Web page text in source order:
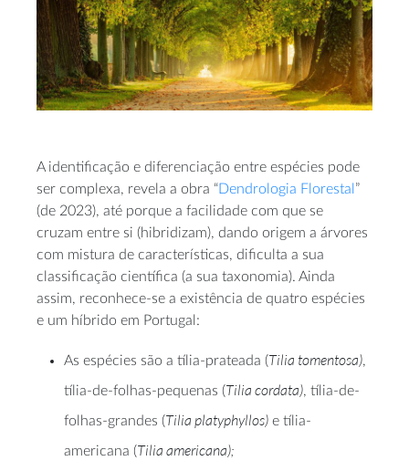
A identificação e diferenciação entre espécies pode
ser complexa, revela a obra “Dendrologia Florestal ”
(de 2023), até porque a facilidade com que se
cruzam entre si (hibridizam), dando origem a árvores
com mistura de características, dificulta a sua
classificação científica (a sua taxonomia). Ainda
assim, reconhece-se a existência de quatro espécies
e um híbrido em Portugal:
As espécies são a tília-prateada (Tilia tomentosa),
tília-de-folhas-pequenas (Tilia cordata), tília-de-
folhas-grandes (Tilia platyphyllos) e tília-
americana (Tilia americana);